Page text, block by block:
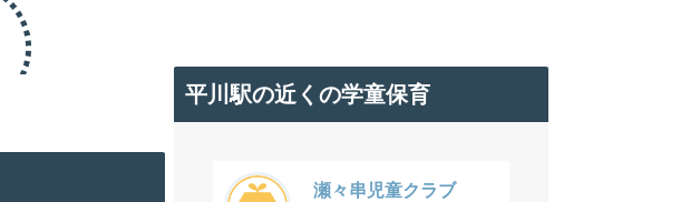
平川駅の近くの学童保育
瀬々串児童クラブ